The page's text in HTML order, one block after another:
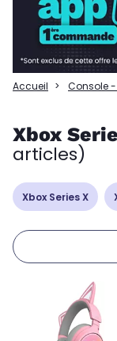
Accueil Console
Xbox
articles)
Xbox Series X